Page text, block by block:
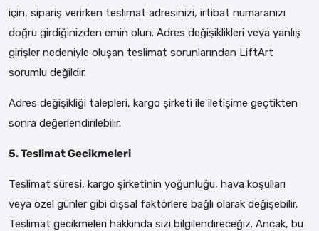
için, sipariş verirken teslimat adresinizi, irtibat numaranızı
doğru girdiğinizden emin olun. Adres değişiklikleri veya yanlış
girişler nedeniyle oluşan teslimat sorunlarından LiftArt
sorumlu değildir.
Adres değişikliği talepleri, kargo şirketi ile iletişime geçtikten
sonra değerlendirilebilir.
5. Teslimat Gecikmeleri
Teslimat süresi, kargo şirketinin yoğunluğu, hava koşulları
veya özel günler gibi dışsal faktörlere bağlı olarak değişebilir.
Teslimat gecikmeleri hakkında sizi bilgilendireceğiz. Ancak, bu